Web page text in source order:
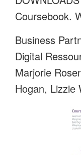
Coursebook.
Business
Digital
Marjorie
Hogan, Lizzie